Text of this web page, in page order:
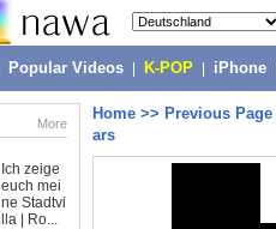
Popular Videos K-POP iPhone
More
Ich zeige
euch mei
ne Stadtvi
lla | Ro...
Home >> Previous Page
ars